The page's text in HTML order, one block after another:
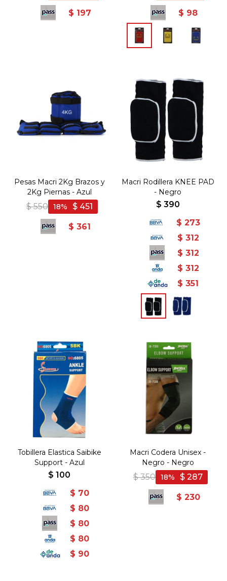
$ 197 $ 98
Pesas Macri 2Kg Brazos y
2Kg Piernas - Azul
$ 550 $ 451
18
$ 361
Macri Rodillera KNEE PAD
- Negro
$ 390
$ 273
$ 312
$ 312
$ 312
$ 351
Tobillera Elastica Saibike
Support - Azul
$ 100
$ 70
$ 80
$ 80
$ 80
$ 90
Macri Codera Unisex -
Negro - Negro
$ 350 $ 287
18
$ 230